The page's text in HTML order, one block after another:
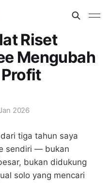
Riset
Mengubah
2026
tiga tahun saya
sendiri — bukan
bukan didukung
solo yang mencari